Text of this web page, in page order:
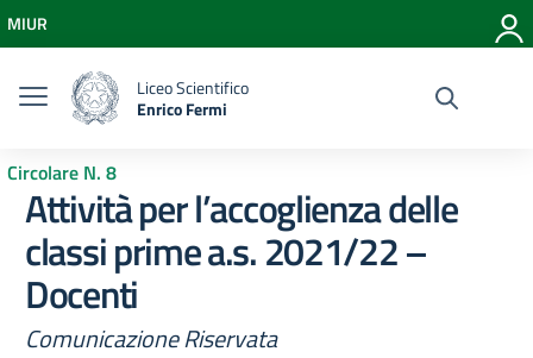
Vai al menu di navigazione
Vai al footer
MIUR
Liceo Scientifico
Enrico Fermi
Circolare N. 8
Attività per l’accoglienza delle
classi prime a.s. 2021/22 –
Docenti
Comunicazione Riservata